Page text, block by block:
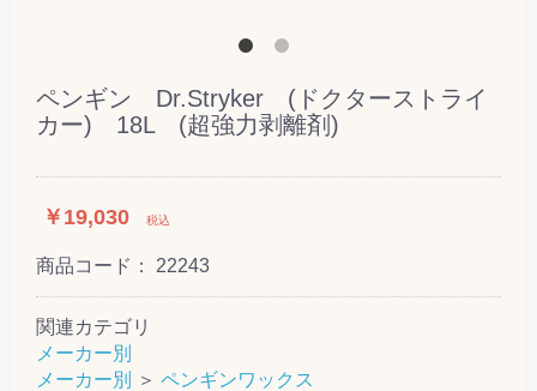
ペンギン Dr.Stryker (ドクターストライ
カー) 18L (超強力剥離剤)
￥19,030 税込
商品コード： 22243
関連カテゴリ
メーカー別
メーカー別
＞ ペンギンワックス